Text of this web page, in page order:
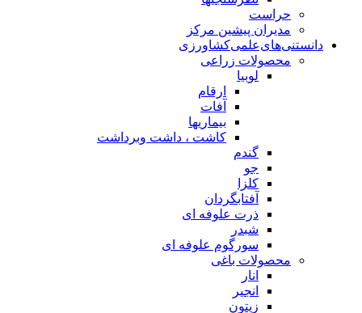
حراست
مدیران پیشین مرکز
دانستنی‌های‌علمی‌کشاورزی
محصولات زراعی
لوبیا
ارقام
آفات
بیماریها
کاشت ، داشت وبرداشت
گندم
جو
کلزا
آفتابگردان
ذرت علوفه ای
شبدر
سورگوم علوفه ای
محصولات باغی
انار
انجیر
زیتون